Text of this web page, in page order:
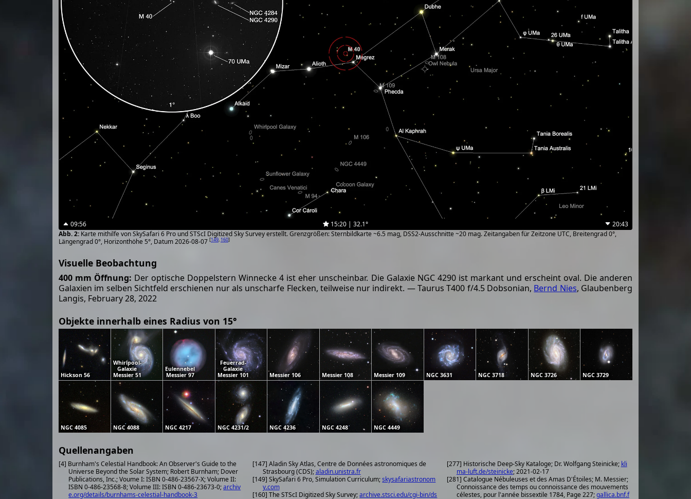
09:56 15:20 | 32.1°
20:43
Karte mithilfe von SkySafari 6 Pro und STScI Digitized Sky Survey erstellt. Grenzgrößen: Sternbildkarte ~6.5 mag, DSS2-Ausschnitte ~20 mag. Zeitangaben für Zeitzone UTC, Breitengrad 0°,
Längengrad 0°, Horizonthöhe 5°, Datum 2026-08-07 [149, 160]
Visuelle Beobachtung
400 mm Öffnung: Der optische Doppelstern Winnecke 4 ist eher unscheinbar. Die Galaxie NGC 4290 ist markant und erscheint oval. Die anderen
Galaxien im selben Sichtfeld erschienen nur als unscharfe Flecken, teilweise nur indirekt. — Taurus T400 f/4.5 Dobsonian, Bernd Nies, Glaubenberg
Langis, February 28, 2022
Objekte innerhalb eines Radius von 15°
Hickson 56
Whirlpool-
Galaxie
Messier 51
Eulennebel
Messier 97
Feuerrad-
Galaxie
Messier 101
Messier 106 Messier 108 Messier 109 NGC 3631 NGC 3718 NGC 3726 NGC 3729
NGC 4085 NGC 4088 NGC 4217 NGC 4231/2 NGC 4236 NGC 4248 NGC 4449
Quellenangaben
[4] Burnham's Celestial Handbook: An Observer's Guide to the
Universe Beyond the Solar System; Robert Burnham; Dover
Publications, Inc.; Voume I: ISBN 0-486-23567-X; Volume II:
ISBN 0-486-23568-8; Volume III: ISBN 0-486-23673-0;archiv
e.org/details/burnhams-celestial-handbook-3
[147] Aladin Sky Atlas, Centre de Données astronomiques de
Strasbourg (CDS);aladin.unistra.fr
[149] SkySafari 6 Pro, Simulation Curriculum;skysafariastronom
y.com
[160] The STScI Digitized Sky Survey;archive.stsci.edu/cgi-bin/ds
[277] Historische Deep-Sky Kataloge; Dr. Wolfgang Steinicke; kli
ma-luft.de/steinicke; 2021-02-17
[281] Catalogue Nébuleuses et des Amas D'Étoiles; M. Messier;
Connoissance des temps ou connoissance des mouvements
célestes, pour l'année bissextile 1784, Page 227;gallica.bnf.f